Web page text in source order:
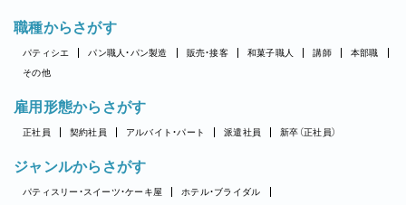
職種からさがす
パティシエ パン職人・パン製造 販売・接客 和菓子職人 講師
本部職
その他
雇用形態からさがす
正社員 契約社員 アルバイト・パート 派遣社員 新卒（正社員）
ジャンルからさがす
パティスリー・スイーツ・ケーキ屋
ホテル・ブライダル